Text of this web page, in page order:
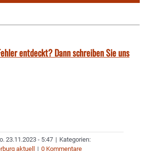
entdeckt? Dann schreiben Sie uns
23.11.2023 - 5:47 | Kategorien:
aktuell | 0 Kommentare